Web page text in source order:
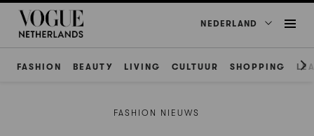
NEDERLAND
FASHION BEAUTY LIVING CULTUUR SHOPPING
FASHION NIEUWS